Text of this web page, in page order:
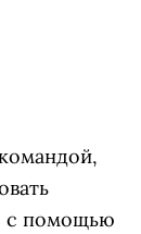
с помощью